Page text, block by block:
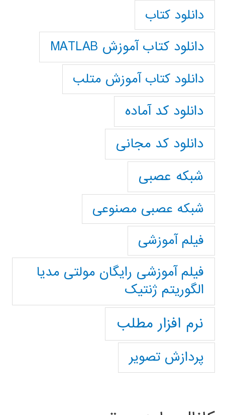
دانلود کتاب
دانلود کتاب آموزش MATLAB
دانلود کتاب آموزش متلب
دانلود کد آماده
دانلود کد مجانی
شبکه عصبی
شبکه عصبی مصنوعی
فیلم آموزشی
فیلم آموزشی رایگان مولتی مدیا
الگوریتم ژنتیک
نرم افزار مطلب
پردازش تصویر